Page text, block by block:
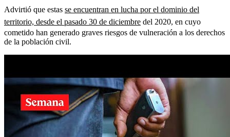
Advirtió que estas se encuentran en lucha por el dominio del
territorio, desde el pasado 30 de diciembre del 2020, en cuyo
cometido han generado graves riesgos de vulneración a los derechos
de la población civil.